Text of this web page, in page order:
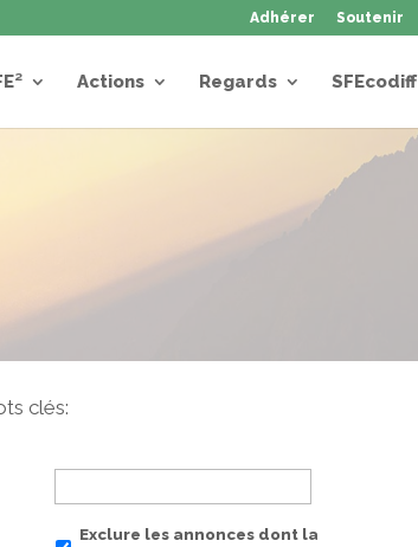
Adhérer Soutenir
Actions Regards SFEcodiff
clés:
Exclure les annonces dont la